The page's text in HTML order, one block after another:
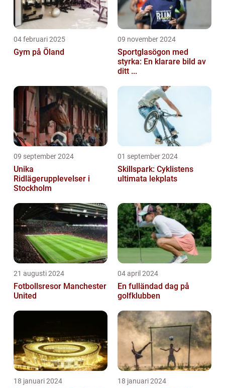
04 februari 2025
Gym på Öland
09 november 2024
Sportglasögon med
styrka: En klarare bild av
ditt ...
09 september 2024
Unika
Ridlägerupplevelser i
Stockholm
01 september 2024
Skillspark: Cyklistens
ultimata lekplats
21 augusti 2024
Fotbollsresor Manchester
United
04 april 2024
En fulländad dag på
golfklubben
18 januari 2024 18 januari 2024